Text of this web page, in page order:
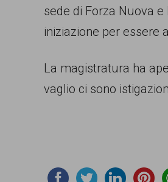
garanzia
dei
di
cittadinanza
sede di Forza Nuova
iniziazione per essere
La magistratura ha
vaglio ci sono